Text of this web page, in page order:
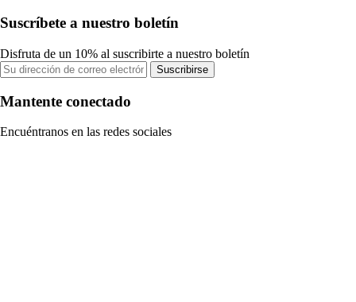
Suscríbete a nuestro boletín
Disfruta de un 10% al suscribirte a nuestro boletín
Suscribirse
Mantente conectado
Encuéntranos en las redes sociales